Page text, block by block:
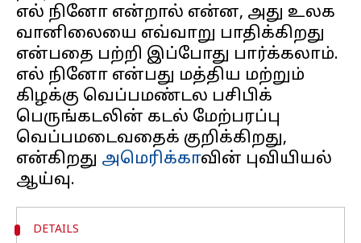
எல் நினோ என்றால் என்ன, அது உலக
வானிலையை எவ்வாறு பாதிக்கிறது
என்பதை பற்றி இப்போது பார்க்கலாம்.
எல் நினோ என்பது மத்திய மற்றும்
கிழக்கு வெப்பமண்டல பசிபிக்
பெருங்கடலின் கடல் மேற்பரப்பு
வெப்பமடைவதைக் குறிக்கிறது,
என்கிறது அமெரிக்காவின் புவியியல்
DETAILS